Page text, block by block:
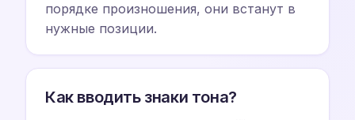
порядке произношения, они встанут в
нужные позиции.
Как вводить знаки тона?